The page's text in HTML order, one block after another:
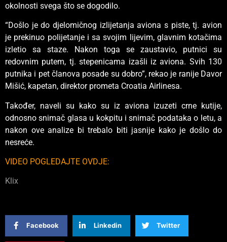
okolnosti svega što se dogodilo.
“Došlo je do djelomičnog izlijetanja aviona s piste, tj. avion
je prekinuo polijetanje i sa svojim lijevim, glavnim kotačima
izletio sa staze. Nakon toga se zaustavio, putnici su
redovnim putem, tj. stepenicama izašli iz aviona. Svih 130
putnika i pet članova posade su dobro”, rekao je ranije Davor
Mišić, kapetan, direktor prometa Croatia Airlinesa.
Također, naveli su kako su iz aviona izuzeti crne kutije,
odnosno snimač glasa u kokpitu i snimač podataka o letu, a
nakon ove analize bi trebalo biti jasnije kako je došlo do
nesreće.
VIDEO POGLEDAJTE OVDJE:
Klix
Facebook Linkedin Twitter